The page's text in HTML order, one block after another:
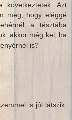
következtetek. Azt
meg, hogy eléggé
a tésztába
akkor még kel, ha
is?
is jól látszik,